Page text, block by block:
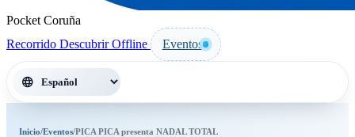
Pocket Coruña
Recorrido DescubrirOffline Eventos
language
Inicio/Eventos/PICA PICA presenta NADAL TOTAL